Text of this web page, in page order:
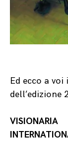
Ed ecco a
dell’edizione
VISIONARIA